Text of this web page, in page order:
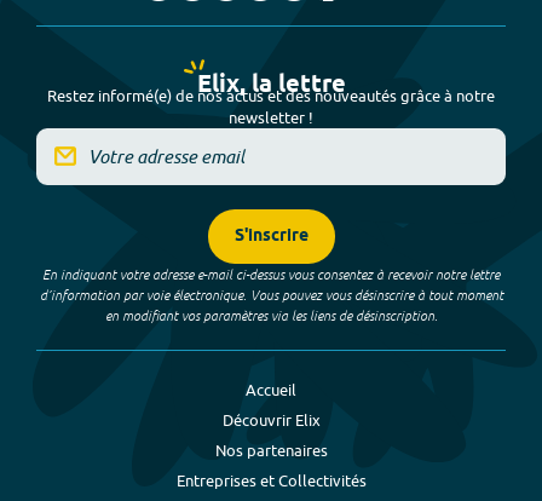
Elix, la lettre
Restez informé(e) de nos actus et des nouveautés grâce à notre
newsletter !
S'inscrire
En indiquant votre adresse e-mail ci-dessus vous consentez à recevoir notre lettre
d’information par voie électronique. Vous pouvez vous désinscrire à tout moment
en modifiant vos paramètres via les liens de désinscription.
Accueil
Découvrir Elix
Nos partenaires
Entreprises et Collectivités